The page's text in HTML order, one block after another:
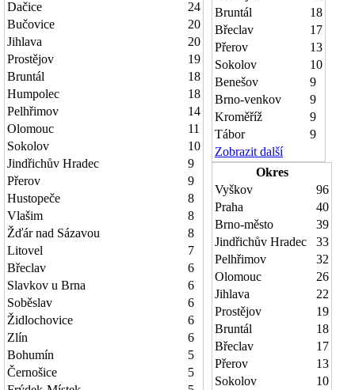
Dačice
24
Bučovice
20
Jihlava
20
Prostějov
19
Bruntál
18
Humpolec
18
Pelhřimov
14
Olomouc
11
Sokolov
10
Jindřichův Hradec
9
Přerov
9
Hustopeče
8
Vlašim
8
Žďár nad Sázavou
8
Litovel
7
Břeclav
6
Slavkov u Brna
6
Soběslav
6
Židlochovice
6
Zlín
6
Bohumín
5
Černošice
5
Bruntál
18
Břeclav
17
Přerov
13
Sokolov
10
Benešov
9
Brno-venkov
9
Kroměříž
9
Tábor
9
Zobrazit další
Okres
Vyškov
96
Praha
40
Brno-město
39
Jindřichův Hradec
33
Pelhřimov
32
Olomouc
26
Jihlava
22
Prostějov
19
Bruntál
18
Břeclav
17
Přerov
13
Sokolov
10